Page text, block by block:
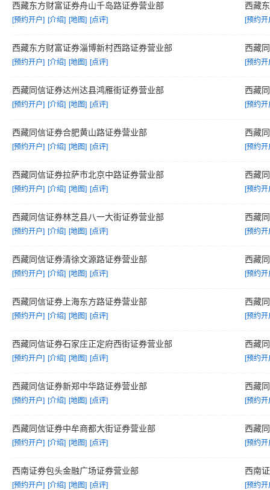
西藏东方财富证券舟山千岛路证券营业部
[预约开户] [介绍] [地图] [点评]
西藏
[预约开
西藏东方财富证券淄博新村西路证券营业部
[预约开户] [介绍] [地图] [点评]
西藏
[预约开
西藏同信证券达州达县鸿雁街证券营业部
[预约开户] [介绍] [地图] [点评]
西藏
[预约开
西藏同信证券合肥黄山路证券营业部
[预约开户] [介绍] [地图] [点评]
西藏
[预约开
西藏同信证券拉萨市北京中路证券营业部
[预约开户] [介绍] [地图] [点评]
西藏
[预约开
西藏同信证券林芝县八一大街证券营业部
[预约开户] [介绍] [地图] [点评]
西藏
[预约开
西藏同信证券清徐文源路证券营业部
[预约开户] [介绍] [地图] [点评]
西藏
[预约开
西藏同信证券上海东方路证券营业部
[预约开户] [介绍] [地图] [点评]
西藏
[预约开
西藏同信证券石家庄正定府西街证券营业部
[预约开户] [介绍] [地图] [点评]
西藏
[预约开
西藏同信证券新郑中华路证券营业部
[预约开户] [介绍] [地图] [点评]
西藏
[预约开
西藏同信证券中牟商都大街证券营业部
[预约开户] [介绍] [地图] [点评]
西藏
[预约开
西南证券包头金融广场证券营业部
[预约开户] [介绍] [地图] [点评]
西南
[预约开